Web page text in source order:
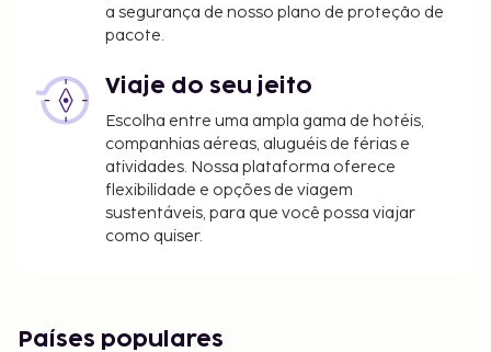
a segurança de nosso plano de proteção de
pacote.
Viaje do seu jeito
Escolha entre uma ampla gama de hotéis,
companhias aéreas, aluguéis de férias e
atividades. Nossa plataforma oferece
flexibilidade e opções de viagem
sustentáveis, para que você possa viajar
como quiser.
Países populares